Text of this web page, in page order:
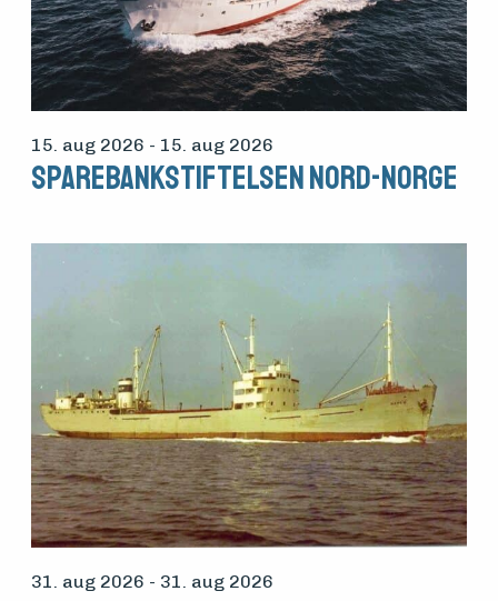
15. aug 2026 - 15. aug 2026
Sparebankstiftelsen Nord-Norge
31. aug 2026 - 31. aug 2026